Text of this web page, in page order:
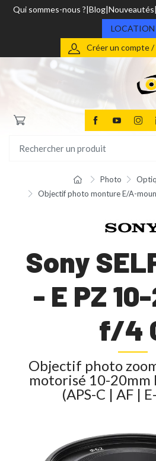
Qui sommes-nous ? Blog Nouveautés
LOCATION
Créer un compte /
Photo
Objectif photo monture E/A-
Sony
- E PZ
f/4
Objectif photo
motorisé 10-20mm
(APS-C | AF |